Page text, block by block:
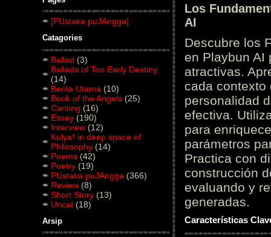
[PUstaka puJAngga]
Catagories
Ballad (3)
Ballads of Too Early Destiny
(14)
Berita Utama (10)
Book of the Angels (25)
Canting (16)
Essay (190)
Interview (12)
Kulya* in deep space of
Philosophy (14)
Poems (42)
Poetry (19)
PUstaka puJAngga (366)
Review (8)
Short Story (13)
Uncat (18)
Arsip
Los
AI
Descubre los
en Playbun AI
atractivas.
cada contexto
personalidad
efectiva.
para
parámetros
Practica con
construcción
evaluando y
generadas.
Características